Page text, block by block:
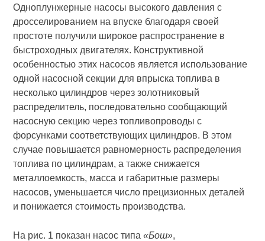
Одноплунжерные насосы высокого давления с
дросселированием на впуске благодаря своей
простоте получили широкое распространение в
быстроходных двигателях. Конструктивной
особенностью этих насосов является использование
одной насосной секции для впрыска топлива в
несколько цилиндров через золотниковый
распределитель, последовательно сообщающий
насосную секцию через топливопроводы с
форсунками соответствующих цилиндров. В этом
случае повышается равномерность распределения
топлива по цилиндрам, а также снижается
металлоемкость, масса и габаритные размеры
насосов, уменьшается число прецизионных деталей
и понижается стоимость производства.
На рис. 1 показан насос типа«Бош»,